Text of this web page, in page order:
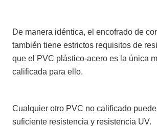
De manera idéntica, el encofrado de
también tiene estrictos requisitos de
que el PVC plástico-acero es la única
calificada para ello.
Cualquier otro PVC no calificado
suficiente resistencia y resistencia UV.